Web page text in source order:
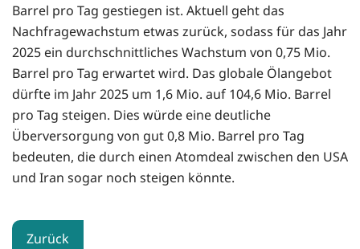
Barrel pro Tag gestiegen ist. Aktuell geht das
Nachfragewachstum etwas zurück, sodass für das Jahr
2025 ein durchschnittliches Wachstum von 0,75 Mio.
Barrel pro Tag erwartet wird. Das globale Ölangebot
dürfte im Jahr 2025 um 1,6 Mio. auf 104,6 Mio. Barrel
pro Tag steigen. Dies würde eine deutliche
Überversorgung von gut 0,8 Mio. Barrel pro Tag
bedeuten, die durch einen Atomdeal zwischen den USA
und Iran sogar noch steigen könnte.
Zurück